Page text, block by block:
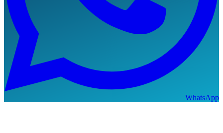
WhatsApp